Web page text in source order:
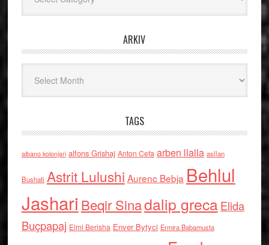
ARKIV
TAGS
albano kolonjari alfons Grishaj Anton Cefa arben llalla asllan
Bushati Astrit Lulushi Aurenc Bebja Behlul
Jashari Beqir Sinadalip grecaElida
Buçpapaj Elmi Berisha Enver Bytyci Ermira Babamusta